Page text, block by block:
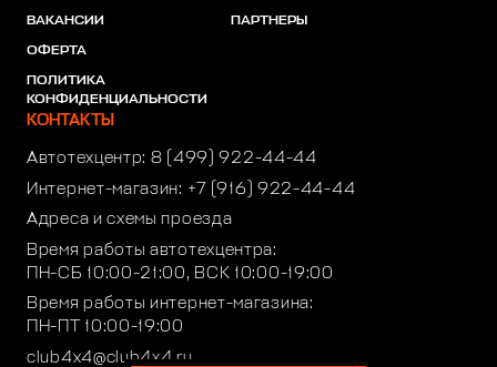
ВАКАНСИИ
ОФЕРТА
ПОЛИТИКА
КОНФИДЕНЦИАЛЬНОСТИ
ПАРТНЕРЫ
КОНТАКТЫ
Автотехцентр: 8 (499) 922-44-44
Интернет-магазин: +7 (916) 922-44-44
Адреса и схемы проезда
Время работы автотехцентра:
ПН-СБ 10:00-21:00, ВСК 10:00-19:00
Время работы интернет-магазина:
ПН-ПТ 10:00-19:00
club4x4@club4x4.ru